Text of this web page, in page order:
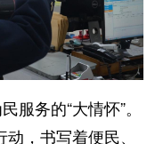
务的“大情怀”。
，书写着便民、